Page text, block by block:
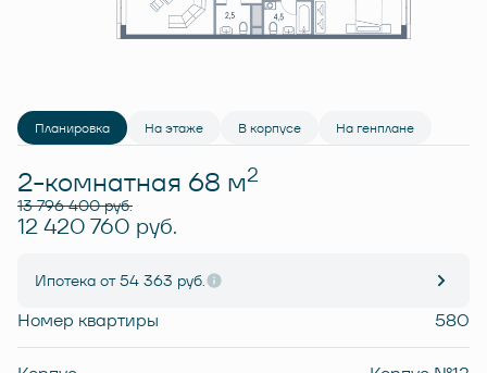
Планировка На этаже В корпусе На генплане
2-комнатная 68 м2
13 796 400 руб.
12 420 760 руб.
Ипотека от 54 363 руб.
Номер квартиры 580